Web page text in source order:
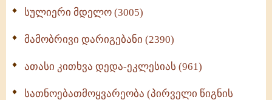
სულიერი მდელო (3005)
მამობრივი დარიგებანი (2390)
ათასი კითხვა დედა-ეკლესიას (961)
სათნოებათმოყვარეობა (პირველი წიგნის